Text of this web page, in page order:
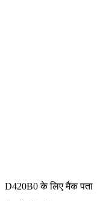
D420B0 के लिए मैक पता